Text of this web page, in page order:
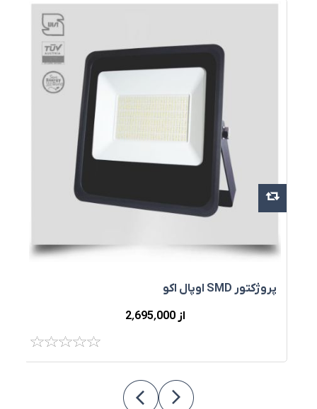
پروژکتور SMD اوپال اکو
از 2٬695٬000